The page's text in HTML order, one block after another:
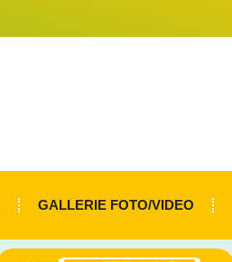
GALLERIE FOTO/VIDEO